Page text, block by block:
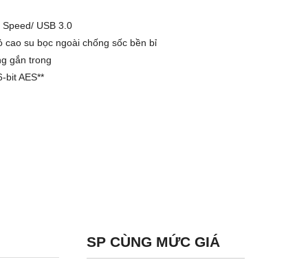
USB 3.0
su bọc ngoài chống sốc bền bỉ
gắn trong
bit AES**
SP CÙNG MỨC GIÁ